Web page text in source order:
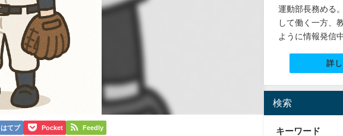
はてブ Pocket Feedly
運動部長務める
して働く一方、
ように情報発信中
詳
検索
キーワード